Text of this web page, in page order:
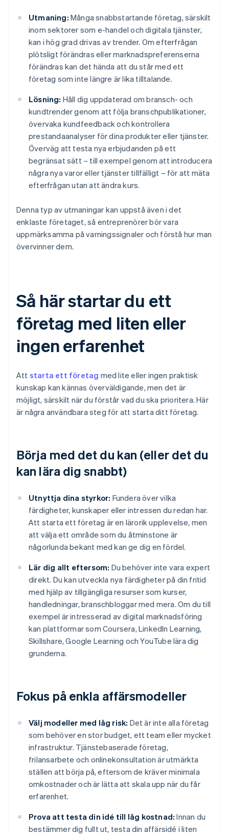
Utmaning: Många snabbstartande företag, särskilt
inom sektorer som e-handel och digitala tjänster,
kan i hög grad drivas av trender. Om efterfrågan
plötsligt förändras eller marknadspreferenserna
förändras kan det hända att du står med ett
företag som inte längre är lika tilltalande.
Lösning: Håll dig uppdaterad om bransch- och
kundtrender genom att följa branschpublikationer,
övervaka kundfeedback och kontrollera
prestandaanalyser för dina produkter eller tjänster.
Överväg att testa nya erbjudanden på ett
begränsat sätt – till exempel genom att introducera
några nya varor eller tjänster tillfälligt – för att mäta
efterfrågan utan att ändra kurs.
Denna typ av utmaningar kan uppstå även i det
enklaste företaget, så entreprenörer bör vara
uppmärksamma på varningssignaler och förstå hur man
övervinner dem.
Så här startar du ett
företag med liten eller
ingen erfarenhet
Att starta ett företag med lite eller ingen praktisk
kunskap kan kännas överväldigande, men det är
möjligt, särskilt när du förstår vad du ska prioritera. Här
är några användbara steg för att starta ditt företag.
Börja med det du kan (eller det du
kan lära dig snabbt)
Utnyttja dina styrkor: Fundera över vilka
färdigheter, kunskaper eller intressen du redan har.
Att starta ett företag är en lärorik upplevelse, men
att välja ett område som du åtminstone är
någorlunda bekant med kan ge dig en fördel.
Lär dig allt eftersom: Du behöver inte vara expert
direkt. Du kan utveckla nya färdigheter på din fritid
med hjälp av tillgängliga resurser som kurser,
handledningar, branschbloggar med mera. Om du till
exempel är intresserad av digital marknadsföring
kan plattformar som Coursera, LinkedIn Learning,
Skillshare, Google Learning och YouTube lära dig
grunderna.
Fokus på enkla affärsmodeller
Välj modeller med låg risk: Det är inte alla företag
som behöver en stor budget, ett team eller mycket
infrastruktur. Tjänstebaserade företag,
frilansarbete och onlinekonsultation är utmärkta
ställen att börja på, eftersom de kräver minimala
omkostnader och är lätta att skala upp när du får
erfarenhet.
Prova att testa din idé till låg kostnad: Innan du
bestämmer dig fullt ut, testa din affärsidé i liten